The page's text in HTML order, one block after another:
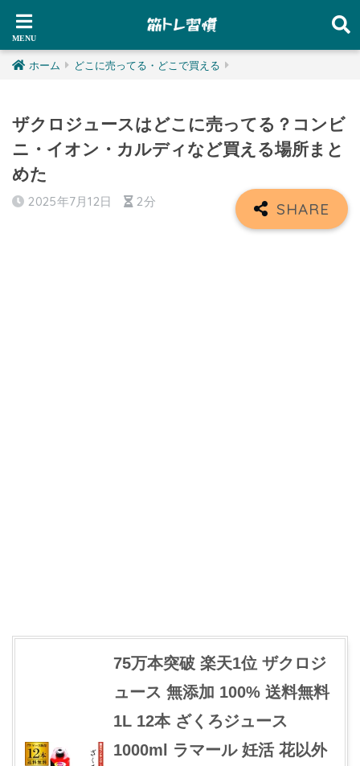
ホーム どこに売ってる・どこで買える
ザクロジュースはどこに売ってる？コンビ
ニ・イオン・カルディなど買える場所まと
めた
2025年7月12日 2分
75万本突破 楽天1位 ザクロジ
ュース 無添加 100% 送料無料
1L 12本 ざくろジュース
1000ml ラマール 妊活 花以外